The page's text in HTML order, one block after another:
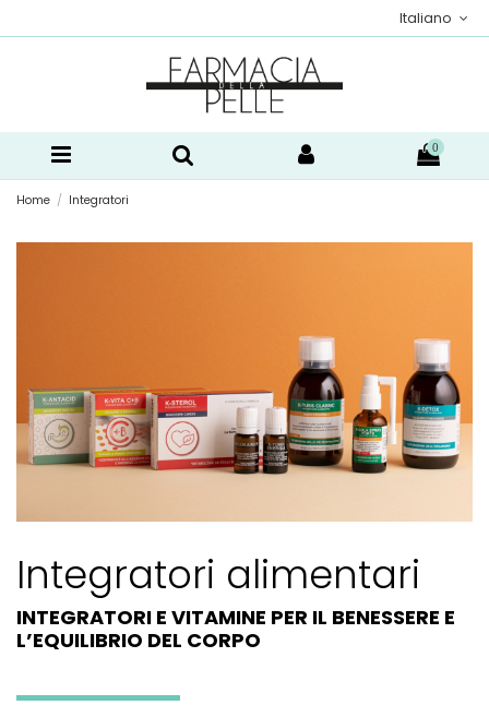
Italiano
0
Home Integratori
Integratori alimentari
INTEGRATORI E VITAMINE PER IL BENESSERE E
L’EQUILIBRIO DEL CORPO